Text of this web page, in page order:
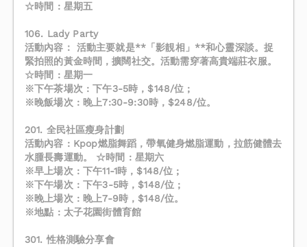
☆時間 : 星期五
106. Lady Party
​活動內容： 活動主要就是**「影靚相」**和心靈深談。捉
緊拍照的黃金時間，擴闊社交。活動需穿著高貴端莊衣服。
☆時間 : 星期一
※下午茶場次 : 下午3-5時，$148/位 ;
※晚飯場次 : 晚上7:30-9:30時，$248/位。
201. 全民社區瘦身計劃
活動內容 : Kpop燃脂舞蹈，帶氧健身燃脂運動，拉筋健體去
水腫長壽運動。 ☆時間 : 星期六
※早上場次 : 下午11-1時，$148/位 ;
※下午場次 : 下午3-5時，$148/位 ;
※晚上場次 : 晚上7-9時，$148/位。
※地點 : 太子花園街體育館
301. 性格測驗分享會